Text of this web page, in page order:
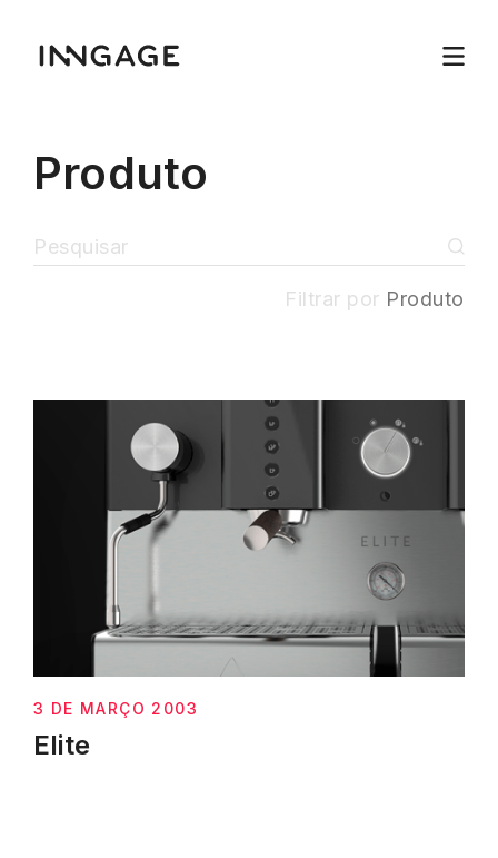
Produto
Filtrar por Produto
3 DE MARÇO 2003
Elite